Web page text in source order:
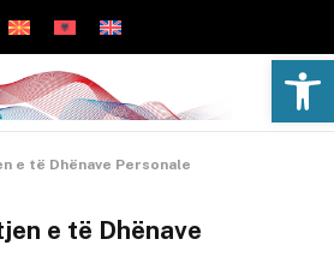
e të Dhënave Personale
e të Dhënave